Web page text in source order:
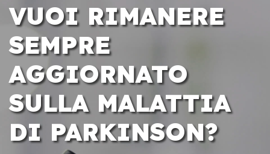
VUOI RIMANERE
SEMPRE
AGGIORNATO
SULLA MALATTIA
DI PARKINSON?